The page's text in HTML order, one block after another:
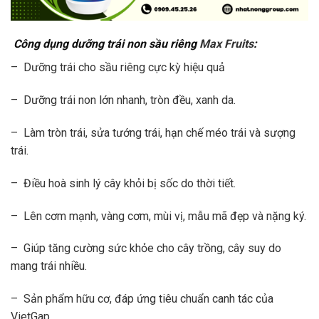
Công dụng dưỡng trái non sầu riêng Max Fruits:
– Dưỡng trái cho sầu riêng cực kỳ hiệu quả
– Dưỡng trái non lớn nhanh, tròn đều, xanh da.
– Làm tròn trái, sửa tướng trái, hạn chế méo trái và sượng
trái.
– Điều hoà sinh lý cây khỏi bị sốc do thời tiết.
– Lên cơm mạnh, vàng cơm, mùi vị, mẫu mã đẹp và nặng ký.
– Giúp tăng cường sức khỏe cho cây trồng, cây suy do
mang trái nhiều.
– Sản phẩm hữu cơ, đáp ứng tiêu chuẩn canh tác của